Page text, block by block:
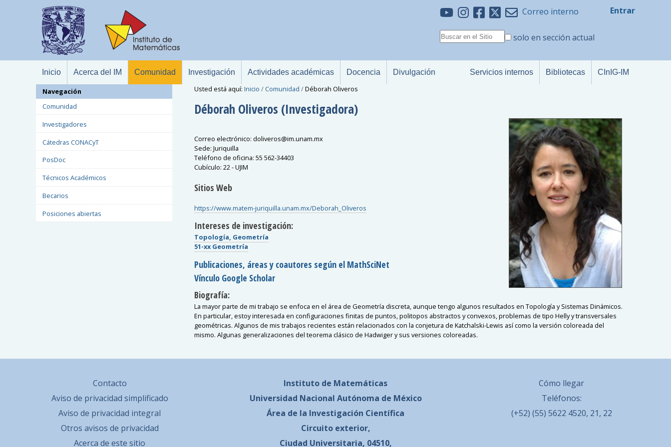
Correo interno
solo en sección actual
Entrar
Inicio Acerca del IM Comunidad Investigación Actividades académicas Docencia Divulgación Servicios internos Bibliotecas CInIG-IM
Usted está aquí: Inicio / Comunidad /Déborah Oliveros
Déborah Oliveros (Investigadora)
Correo electrónico: doliveros@im.unam.mx
Sede: Juriquilla
Teléfono de oficina: 55 562-34403
Cubículo: 22 - UJIM
Sitios Web
https://www.matem-juriquilla.unam.mx/Deborah_Oliveros
Intereses de investigación:
Topología, Geometría
51-xx Geometría
Publicaciones, áreas y coautores según el MathSciNet
Vínculo Google Scholar
Biografía:
La mayor parte de mi trabajo se enfoca en el área de Geometría discreta, aunque tengo algunos resultados en Topología y Sistemas Dinámicos.
En particular, estoy interesada en configuraciones finitas de puntos, politopos abstractos y convexos, problemas de tipo Helly y transversales
geométricas. Algunos de mis trabajos recientes están relacionados con la conjetura de Katchalski-Lewis así como la versión coloreada del
mismo. Algunas generalizaciones del teorema clásico de Hadwiger y sus versiones coloreadas.
Navegación
Comunidad
Investigadores
Cátedras CONACyT
PosDoc
Técnicos Académicos
Becarios
Posiciones abiertas
Contacto
Aviso de privacidad simplificado
Aviso de privacidad integral
Otros avisos de privacidad
Acerca de este sitio
Instituto de Matemáticas
Universidad Nacional Autónoma de México
Área de la Investigación Científica
Circuito exterior,
Ciudad Universitaria, 04510,
Cómo llegar
Teléfonos:
(+52) (55) 5622 4520, 21, 22